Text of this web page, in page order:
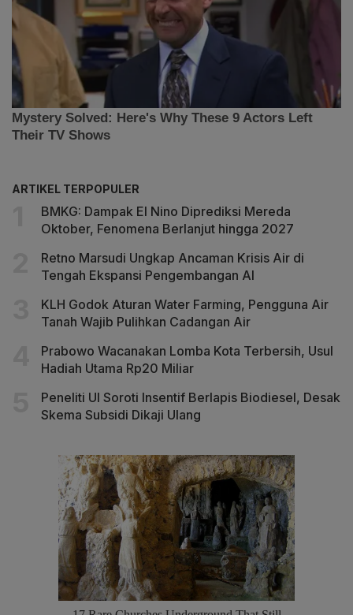
ARTIKEL TERPOPULER
BMKG: Dampak El Nino Diprediksi Mereda
Oktober, Fenomena Berlanjut hingga 2027
Retno Marsudi Ungkap Ancaman Krisis Air di
Tengah Ekspansi Pengembangan AI
KLH Godok Aturan Water Farming, Pengguna Air
Tanah Wajib Pulihkan Cadangan Air
Prabowo Wacanakan Lomba Kota Terbersih, Usul
Hadiah Utama Rp20 Miliar
Peneliti UI Soroti Insentif Berlapis Biodiesel, Desak
Skema Subsidi Dikaji Ulang